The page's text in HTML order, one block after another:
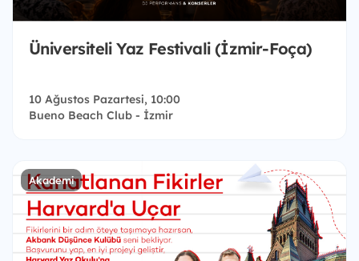
Üniversiteli Yaz Festivali (İzmir-Foça)
10 Ağustos Pazartesi, 10:00
Bueno Beach Club - İzmir
Akademi